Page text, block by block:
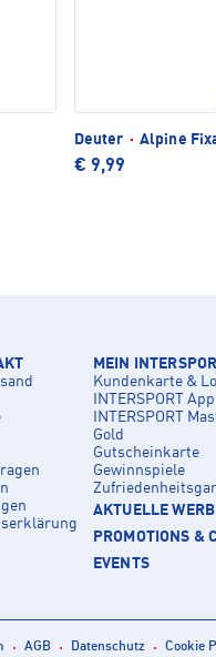
Deuter · Alpine
€ 9,99
MEIN
Kundenkarte &
INTERSPORT App
INTERSPORT
Gold
Gutscheinkarte
Gewinnspiele
AKTUELLE
PROMOTIONS &
EVENTS
AGB Datenschutz Cookie